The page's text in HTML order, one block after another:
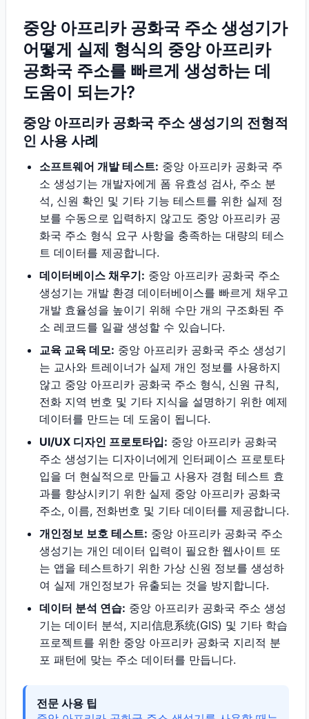
중앙 아프리카 공화국 주소 생성기가
어떻게 실제 형식의 중앙 아프리카
공화국 주소를 빠르게 생성하는 데
도움이 되는가?
중앙 아프리카 공화국 주소 생성기의 전형적
인 사용 사례
소프트웨어 개발 테스트: 중앙 아프리카 공화국 주
소 생성기는 개발자에게 폼 유효성 검사, 주소 분
석, 신원 확인 및 기타 기능 테스트를 위한 실제 정
보를 수동으로 입력하지 않고도 중앙 아프리카 공
화국 주소 형식 요구 사항을 충족하는 대량의 테스
트 데이터를 제공합니다.
데이터베이스 채우기: 중앙 아프리카 공화국 주소
생성기는 개발 환경 데이터베이스를 빠르게 채우고
개발 효율성을 높이기 위해 수만 개의 구조화된 주
소 레코드를 일괄 생성할 수 있습니다.
교육 교육 데모: 중앙 아프리카 공화국 주소 생성기
는 교사와 트레이너가 실제 개인 정보를 사용하지
않고 중앙 아프리카 공화국 주소 형식, 신원 규칙,
전화 지역 번호 및 기타 지식을 설명하기 위한 예제
데이터를 만드는 데 도움이 됩니다.
UI/UX 디자인 프로토타입: 중앙 아프리카 공화국
주소 생성기는 디자이너에게 인터페이스 프로토타
입을 더 현실적으로 만들고 사용자 경험 테스트 효
과를 향상시키기 위한 실제 중앙 아프리카 공화국
주소, 이름, 전화번호 및 기타 데이터를 제공합니다.
개인정보 보호 테스트: 중앙 아프리카 공화국 주소
생성기는 개인 데이터 입력이 필요한 웹사이트 또
는 앱을 테스트하기 위한 가상 신원 정보를 생성하
여 실제 개인정보가 유출되는 것을 방지합니다.
데이터 분석 연습: 중앙 아프리카 공화국 주소 생성
기는 데이터 분석, 지리信息系统(GIS) 및 기타 학습
프로젝트를 위한 중앙 아프리카 공화국 지리적 분
포 패턴에 맞는 주소 데이터를 만듭니다.
전문 사용 팁